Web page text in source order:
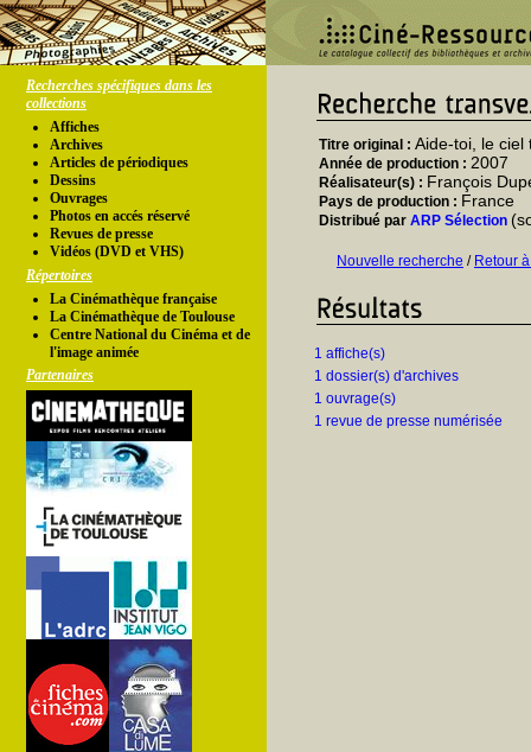
Recherches spécifiques dans les
collections
Affiches
Archives
Articles de périodiques
Dessins
Ouvrages
Photos en accés réservé
Revues de presse
Vidéos (DVD et VHS)
Répertoires
La Cinémathèque française
La Cinémathèque de Toulouse
Centre National du Cinéma et de
l'image animée
Partenaires
Titre original : Aide-toi, le ciel
Année de production : 2007
Réalisateur(s) : François
Pays de production : France
Distribué par ARP Sélection
Nouvelle recherche / Retour
1 affiche(s)
1 dossier(s) d'archives
1 ouvrage(s)
1 revue de presse numérisée